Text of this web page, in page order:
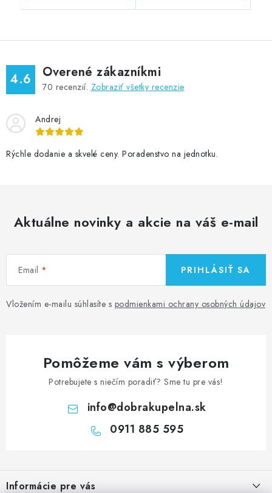
4.6 Overené zákazníkmi
70 recenzií. Zobraziť všetky recenzie
Andrej
Rýchle dodanie a skvelé ceny. Poradenstvo na jednotku.
Aktuálne novinky a akcie na váš e-mail
Email
Vložením e-mailu súhlasíte s podmienkami ochrany osobných údajov
PRIHLÁSIŤ SA
Pomôžeme vám s výberom
Potrebujete s niečím poradiť? Sme tu pre vás!
info@dobrakupelna.sk
0911 885 595
Informácie pre vás